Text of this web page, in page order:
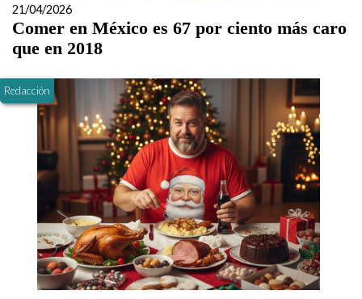
21/04/2026
Comer en México es 67 por ciento más caro
que en 2018
Redacción